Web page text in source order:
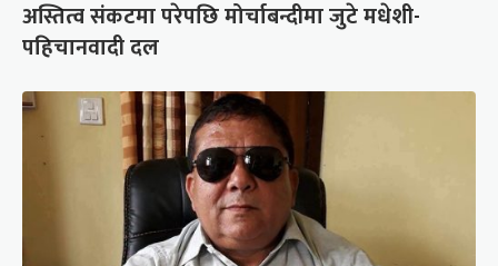
अस्तित्व संकटमा परेपछि मोर्चाबन्दीमा जुटे मधेशी-
पहिचानवादी दल